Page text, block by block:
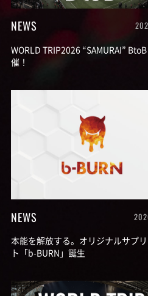
NEWS
WORLD TRIP2026 “SAMURAI”
催！
NEWS
本能を解放する。オリジナルサプ
ト「b-BURN」誕生